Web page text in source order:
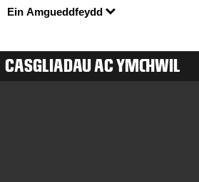
Ein Amgueddfeydd
CASGLIADAU AC YMCHWIL